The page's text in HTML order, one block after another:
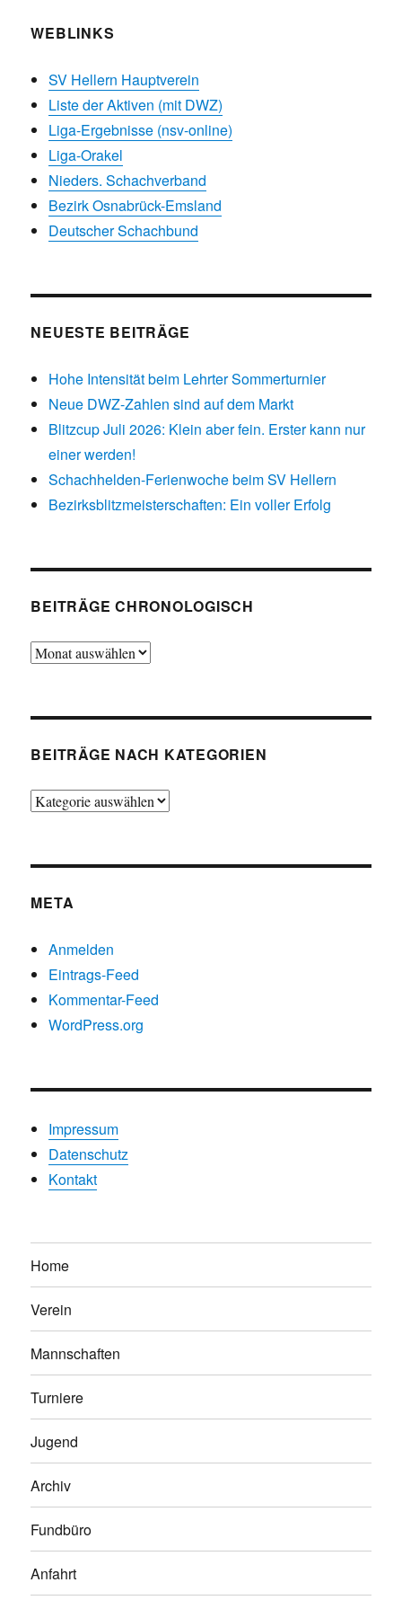
WEBLINKS
SV Hellern Hauptverein
Liste der Aktiven (mit DWZ)
Liga-Ergebnisse (nsv-online)
Liga-Orakel
Nieders. Schachverband
Bezirk Osnabrück-Emsland
Deutscher Schachbund
NEUESTE BEITRÄGE
Hohe Intensität beim Lehrter Sommerturnier
Neue DWZ-Zahlen sind auf dem Markt
Blitzcup Juli 2026: Klein aber fein. Erster kann nur
einer werden!
Schachhelden-Ferienwoche beim SV Hellern
Bezirksblitzmeisterschaften: Ein voller Erfolg
BEITRÄGE CHRONOLOGISCH
Beiträge
BEITRÄGE NACH KATEGORIEN
Beiträge
META
Anmelden
Eintrags-Feed
Kommentar-Feed
WordPress.org
Impressum
Datenschutz
Kontakt
Home
Verein
Mannschaften
Turniere
Jugend
Archiv
Fundbüro
Anfahrt